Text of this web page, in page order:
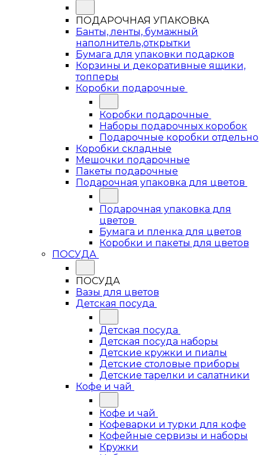
ПОДАРОЧНАЯ УПАКОВКА
Банты, ленты, бумажный
наполнитель,открытки
Бумага для упаковки подарков
Корзины и декоративные ящики,
топперы
Коробки подарочные
Коробки подарочные
Наборы подарочных коробок
Подарочные коробки отдельно
Коробки складные
Мешочки подарочные
Пакеты подарочные
Подарочная упаковка для цветов
Подарочная упаковка для
цветов
Бумага и пленка для цветов
Коробки и пакеты для цветов
ПОСУДА
ПОСУДА
Вазы для цветов
Детская посуда
Детская посуда
Детская посуда наборы
Детские кружки и пиалы
Детские столовые приборы
Детские тарелки и салатники
Кофе и чай
Кофе и чай
Кофеварки и турки для кофе
Кофейные сервизы и наборы
Кружки